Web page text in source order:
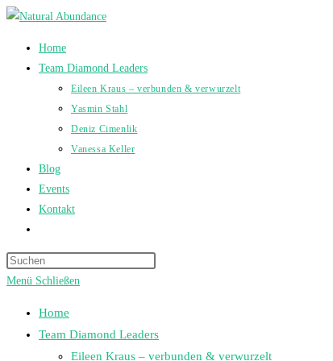
Zum
springen
Home
Team Diamond Leaders
Eileen Kraus – verbunden & verwurzelt
Yasmin Stahl
Deniz Cimenlik
Vanessa Keller
Blog
Events
Kontakt
Suche
umschalten
Menü Schließen
Home
Team Diamond Leaders
Eileen Kraus – verbunden & verwurzelt